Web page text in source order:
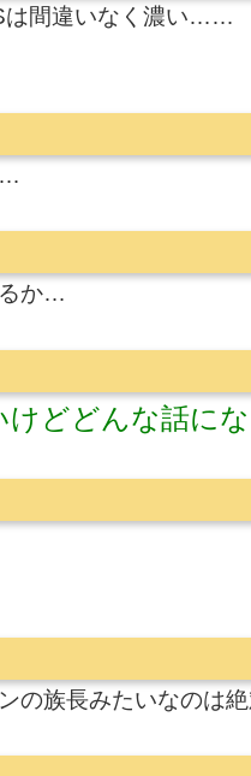
は間違いなく濃い……
…
か…
けどどんな話に
の族長みたいなのは